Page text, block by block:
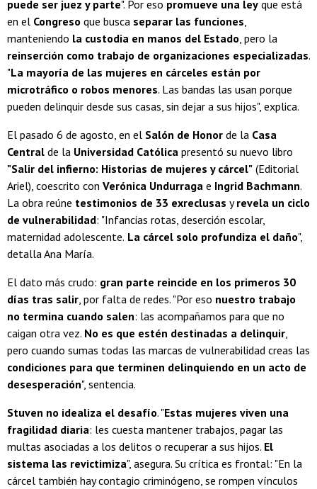
puede ser juez y parte". Por eso promueve una ley que está
en el Congreso que busca separar las funciones,
manteniendo la custodia en manos del Estado, pero la
reinserción como trabajo de organizaciones especializadas.
"La mayoría de las mujeres en cárceles están por
microtráfico o robos menores. Las bandas las usan porque
pueden delinquir desde sus casas, sin dejar a sus hijos", explica.
El pasado 6 de agosto, en el Salón de Honor de la Casa
Central de la Universidad Católica presentó su nuevo libro
"Salir del infierno: Historias de mujeres y cárcel" (Editorial
Ariel), coescrito con Verónica Undurraga e Ingrid Bachmann.
La obra reúne testimonios de 33 exreclusas yrevela un ciclo
de vulnerabilidad: "Infancias rotas, deserción escolar,
maternidad adolescente. La cárcel solo profundiza el daño",
detalla Ana María.
El dato más crudo: gran parte reincide en los primeros 30
días tras salir, por falta de redes. "Por eso nuestro trabajo
no termina cuando salen: las acompañamos para que no
caigan otra vez. No es que estén destinadas a delinquir,
pero cuando sumas todas las marcas de vulnerabilidad creas las
condiciones para que terminen delinquiendo en un acto de
desesperación", sentencia.
Stuven no idealiza el desafío. "Estas mujeres viven una
fragilidad diaria: les cuesta mantener trabajos, pagar las
multas asociadas a los delitos o recuperar a sus hijos. El
sistema las revictimiza", asegura. Su crítica es frontal: "En la
cárcel también hay contagio criminógeno, se rompen vínculos